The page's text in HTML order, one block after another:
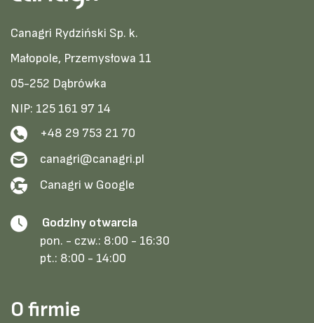
Canagri Rydziński Sp. k.
Małopole, Przemysłowa 11
05-252 Dąbrówka
NIP: 125 161 97 14
+48 29 753 21 70
canagri@canagri.pl
Canagri w Google
Godziny otwarcia
pon. - czw.: 8:00 - 16:30
pt.: 8:00 - 14:00
O firmie